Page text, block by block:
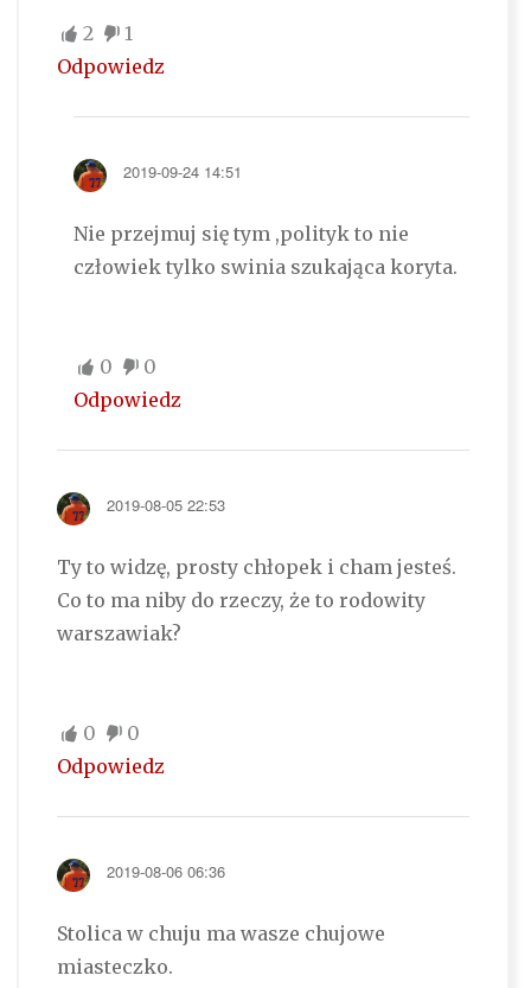
2
1
Odpowiedz
2019-09-24 14:51
Nie przejmuj się tym ,polityk to nie
człowiek tylko swinia szukająca koryta.
0
0
Odpowiedz
2019-08-05 22:53
Ty to widzę, prosty chłopek i cham jesteś.
Co to ma niby do rzeczy, że to rodowity
warszawiak?
0
0
Odpowiedz
2019-08-06 06:36
Stolica w chuju ma wasze chujowe
miasteczko.